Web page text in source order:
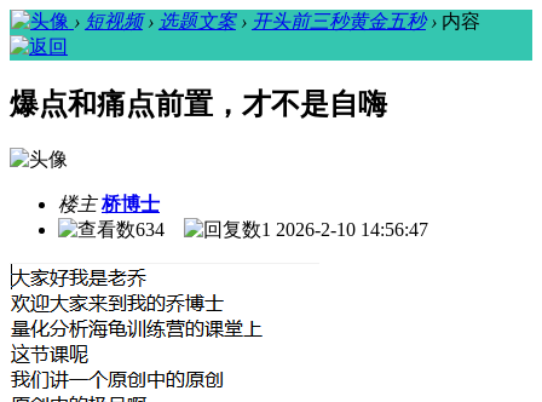
› 短视频 › 选题文案 › 开头前三秒黄金五秒 › 内容
爆点和痛点前置，才不是自嗨
楼主 桥博士
634
1 2026-2-10 14:56:47